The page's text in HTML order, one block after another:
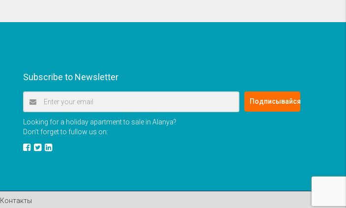
Subscribe to Newsletter
Подписывайся
Looking for a holiday apartment to sale in Alanya?
Don’t forget to fullow us on:
Контакты